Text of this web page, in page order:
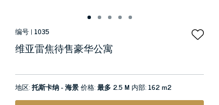
编号 | 1035
维亚雷焦待售豪华公寓
地区:托斯卡纳 - 海景价格:最多 2.5 M 内部: 162 m2